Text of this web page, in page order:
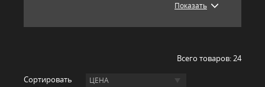
Показать
Всего товаров:24
Сортировать
ЦЕНА